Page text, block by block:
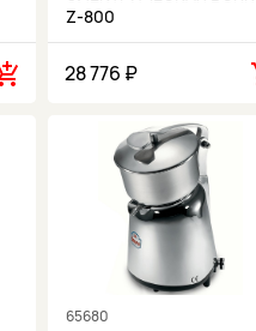
Z-800
28 776 ₽
65680